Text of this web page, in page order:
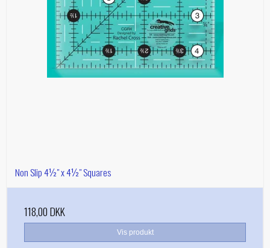
Non Slip 4½" x 4½" Squares
118,00 DKK
Vis produkt